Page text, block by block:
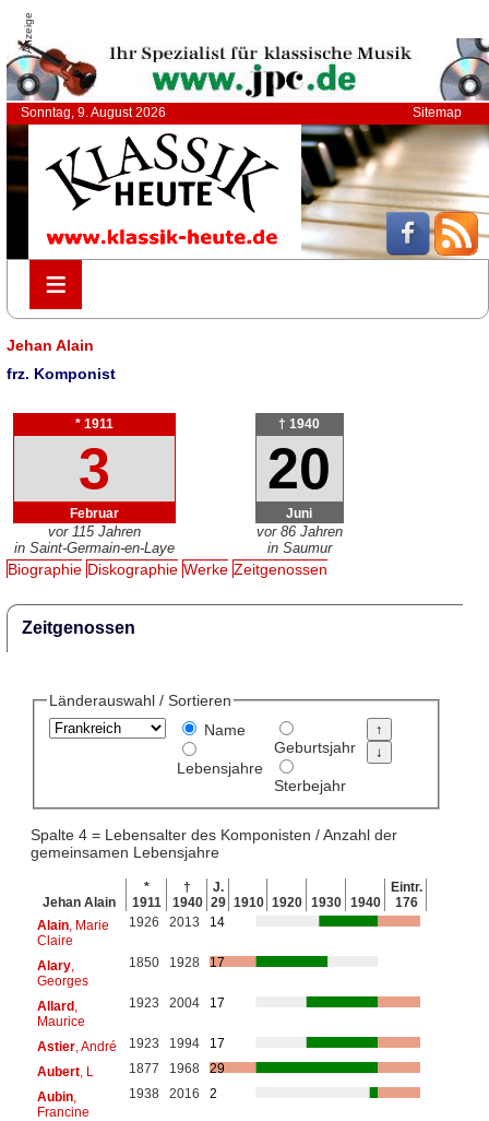
Anzeige
Sonntag, 9. August 2026 Sitemap
≡
≡
Jehan Alain
frz. Komponist
* 1911
3
Februar
vor 115 Jahren
in Saint-Germain-en-Laye
† 1940
20
Juni
vor 86 Jahren
in Saumur
Biographie Diskographie Werke Zeitgenossen
Zeitgenossen
Länderauswahl / Sortieren
Name
Lebensjahre
Geburtsjahr
Sterbejahr
Spalte 4 = Lebensalter des Komponisten / Anzahl der
gemeinsamen Lebensjahre
Jehan Alain
*
1911
†
1940
J.
29 1910 1920 1930 1940
Eintr.
176
Alain, Marie
Claire
1926 2013 14
Alary,
Georges
1850 1928 17
Allard,
Maurice
1923 2004 17
Astier, André 1923 1994
17
Aubert, L 1877 1968
29
Aubin,
Francine
1938 2016 2